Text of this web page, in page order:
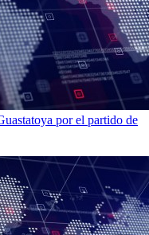
por el partido de